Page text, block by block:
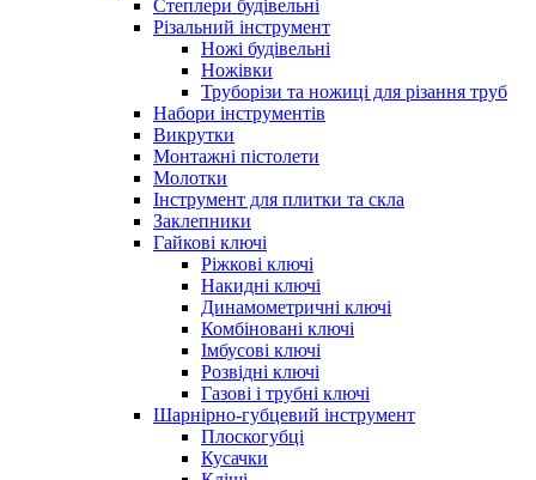
Степлери будівельні
Різальний інструмент
Ножі будівельні
Ножівки
Труборізи та ножиці для різання труб
Набори інструментів
Викрутки
Монтажні пістолети
Молотки
Інструмент для плитки та скла
Заклепники
Гайкові ключі
Ріжкові ключі
Накидні ключі
Динамометричні ключі
Комбіновані ключі
Імбусові ключі
Розвідні ключі
Газові і трубні ключі
Шарнірно-губцевий інструмент
Плоскогубцi
Кусачки